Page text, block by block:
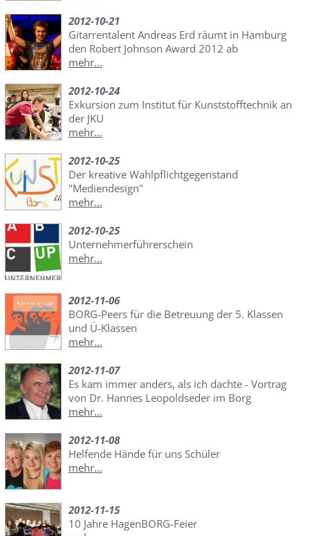
2012-10-21
Gitarrentalent Andreas Erd räumt in Hamburg
den Robert Johnson Award 2012 ab
mehr...
2012-10-24
Exkursion zum Institut für Kunststofftechnik an
der JKU
mehr...
2012-10-25
Der kreative Wahlpflichtgegenstand
"Mediendesign"
mehr...
2012-10-25
Unternehmerführerschein
mehr...
2012-11-06
BORG-Peers für die Betreuung der 5. Klassen
und Ü-Klassen
mehr...
2012-11-07
Es kam immer anders, als ich dachte - Vortrag
von Dr. Hannes Leopoldseder im Borg
mehr...
2012-11-08
Helfende Hände für uns Schüler
mehr...
2012-11-15
10 Jahre HagenBORG-Feier